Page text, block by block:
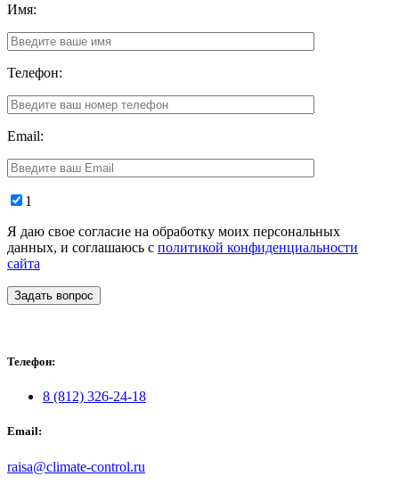
Имя:
Телефон:
Email:
1
Я даю свое согласие на обработку моих персональных
данных, и соглашаюсь с политикой конфиденциальности
сайта
Задать вопрос
Телефон:
8 (812) 326-24-18
Email:
raisa@climate-control.ru